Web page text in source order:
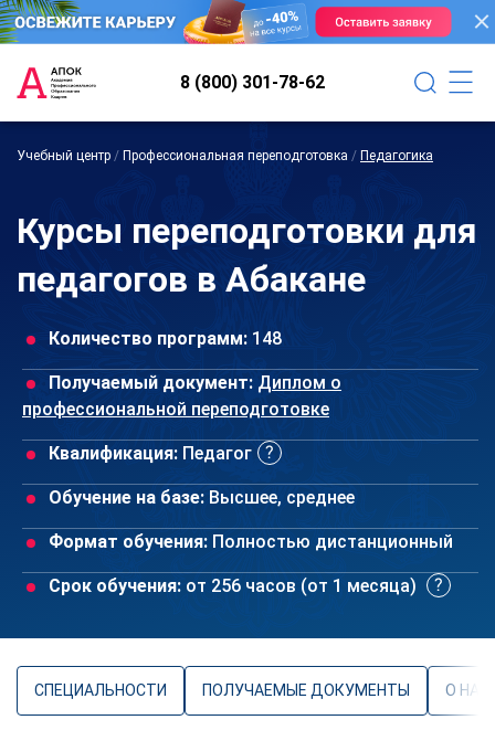
8 (800) 301-78-62
Учебный центр / Профессиональная переподготовка / Педагогика
Курсы переподготовки для
педагогов в Абакане
Количество программ: 148
Получаемый документ: Диплом о
профессиональной переподготовке
Квалификация: Педагог
Обучение на базе: Высшее, среднее
Формат обучения: Полностью дистанционный
Срок обучения: от 256 часов (от 1 месяца)
СПЕЦИАЛЬНОСТИ ПОЛУЧАЕМЫЕ ДОКУМЕНТЫ О